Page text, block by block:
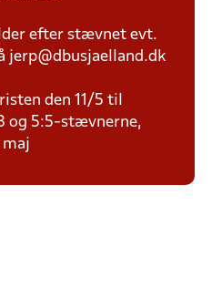
efter stævnet evt.
jerp@dbusjaelland.dk
den 11/5 til
og 5:5-stævnerne,
maj